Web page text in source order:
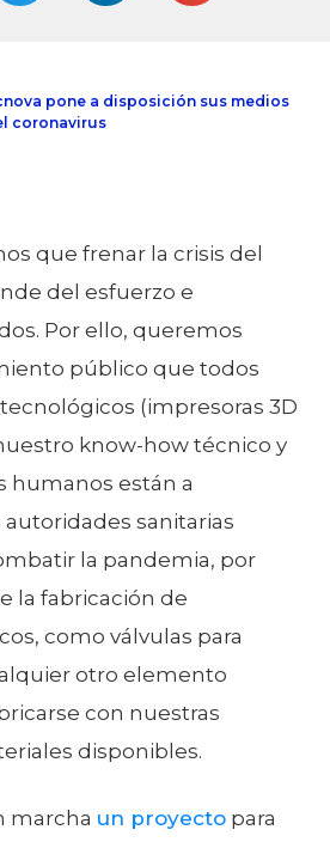
pone a disposición sus medios
coronavirus
que frenar la crisis del
del esfuerzo e
Por ello, queremos
público que todos
(impresoras 3D
know-how técnico y
humanos están a
sanitarias
la pandemia, por
la fabricación de
como válvulas para
otro elemento
con nuestras
disponibles.
marcha un proyecto para